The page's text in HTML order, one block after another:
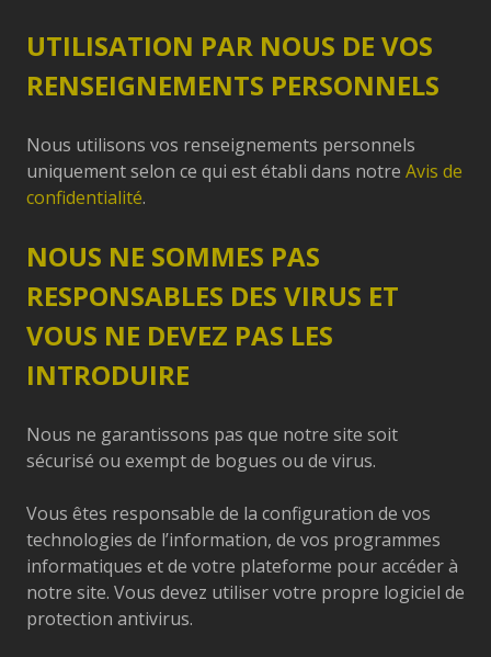
UTILISATION PAR NOUS DE VOS
RENSEIGNEMENTS PERSONNELS
Nous utilisons vos renseignements personnels
uniquement selon ce qui est établi dans notre Avis de
confidentialité.
NOUS NE SOMMES PAS
RESPONSABLES DES VIRUS ET
VOUS NE DEVEZ PAS LES
INTRODUIRE
Nous ne garantissons pas que notre site soit
sécurisé ou exempt de bogues ou de virus.
Vous êtes responsable de la configuration de vos
technologies de l’information, de vos programmes
informatiques et de votre plateforme pour accéder à
notre site. Vous devez utiliser votre propre logiciel de
protection antivirus.